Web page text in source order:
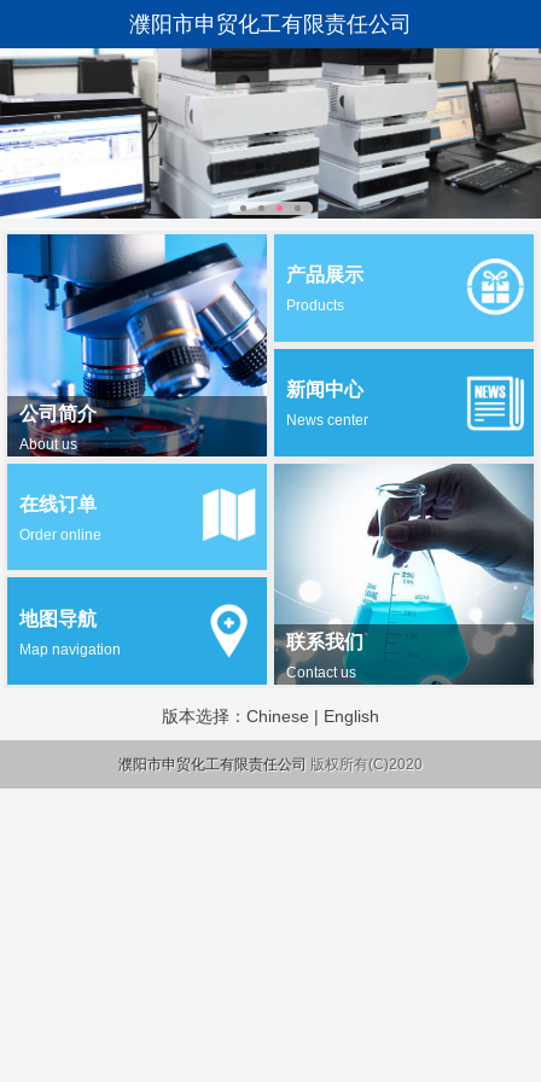
濮阳市申贸化工有限责任公司
公司简介
About us
产品展示
Products
新闻中心
News center
联系我们
Contact us
在线订单
Order online
地图导航
Map navigation
版本选择： Chinese | English
濮阳市申贸化工有限责任公司 版权所有(C)2020